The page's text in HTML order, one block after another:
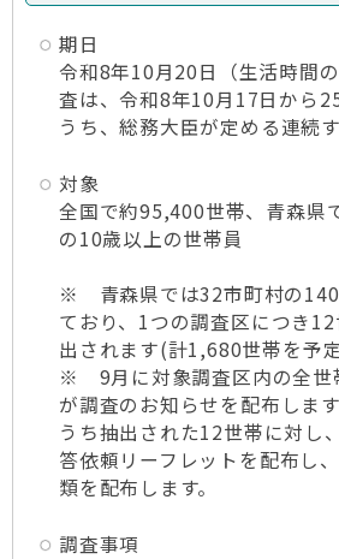
期日
令和8年10月20日（生活時間
査は、令和8年10月17日から
うち、総務大臣が定める連続す
対象
全国で約95,400世帯、青森県
の10歳以上の世帯員
※ 青森県では32市町村の140
ており、1つの調査区につき
出されます(計1,680世帯を予定
※ 9月に対象調査区内の全世
が調査のお知らせを配布しま
うち抽出された12世帯に対し
答依頼リーフレットを配布し
類を配布します。
調査事項